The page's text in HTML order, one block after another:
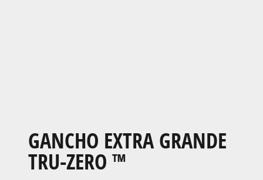
GANCHO EXTRA GRANDE​
TRU-ZERO ™